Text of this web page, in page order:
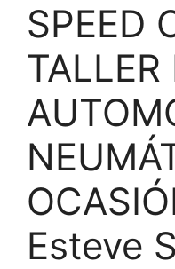
SPEED
TALLER
Esteve